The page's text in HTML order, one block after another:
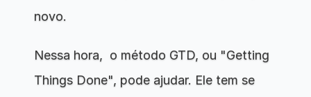
novo.
Nessa hora,  o método GTD, ou "Getting
Things Done", pode ajudar. Ele tem se